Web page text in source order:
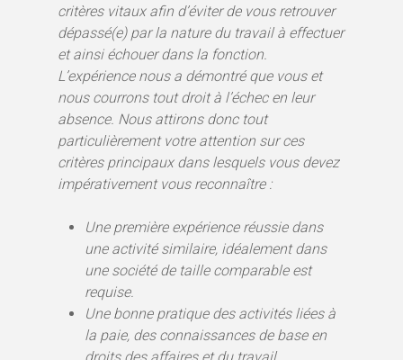
critères vitaux afin d’éviter de vous retrouver
dépassé(e) par la nature du travail à effectuer
et ainsi échouer dans la fonction.
L’expérience nous a démontré que vous et
nous courrons tout droit à l’échec en leur
absence. Nous attirons donc tout
particulièrement votre attention sur ces
critères principaux dans lesquels vous devez
impérativement vous reconnaître :
Une première expérience réussie dans
une activité similaire, idéalement dans
une société de taille comparable est
requise.
Une bonne pratique des activités liées à
la paie, des connaissances de base en